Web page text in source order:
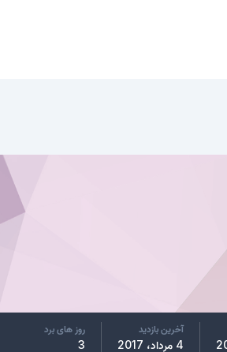
آخرین بازدید
4 مرداد، 2017
روز های برد
3